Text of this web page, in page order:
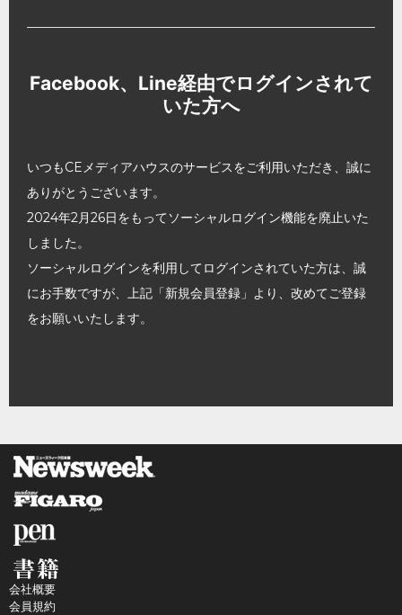
Facebook、Line経由でログインされて
いた方へ
いつもCEメディアハウスのサービスをご利用いただき、誠に
ありがとうございます。
2024年2月26日をもってソーシャルログイン機能を廃止いた
しました。
ソーシャルログインを利用してログインされていた方は、誠
にお手数ですが、上記「新規会員登録」より、改めてご登録
をお願いいたします。
会社概要
会員規約